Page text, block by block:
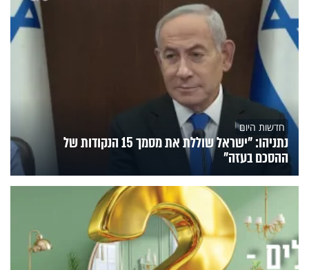
חדשות היום
נתניהו: "ישראל שוללת את מסמך 15 הנקודות של
ההסכם בעזה"